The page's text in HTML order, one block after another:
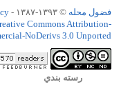
فضول محله © ۱۳۹۳-۱۳۸۷ -
Commons Attribution-
NoDerivs 3.0 Unported
رسته بندي